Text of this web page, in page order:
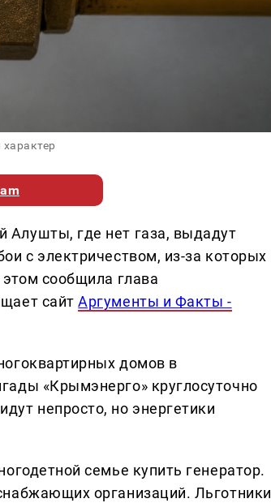
где нет газа, выдадут
с электричеством, из-за которых
сообщила глава
сайтАргументы и Факты -
домов в
«Крымэнерго» круглосуточно
непросто, но энергетики
семье купить генератор.
организаций. Льготники